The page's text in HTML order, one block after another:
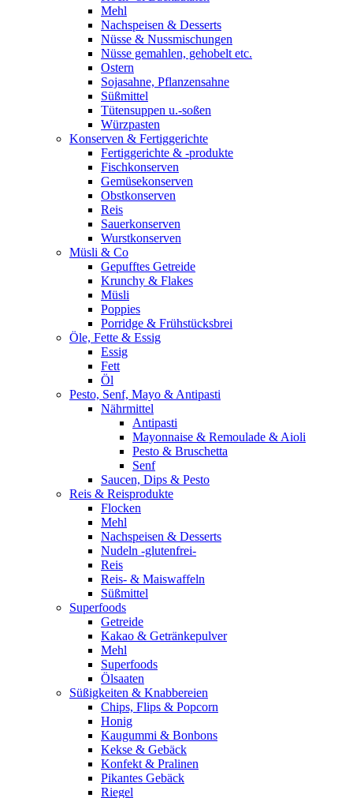
Mehl
Nachspeisen & Desserts
Nüsse & Nussmischungen
Nüsse gemahlen, gehobelt etc.
Ostern
Sojasahne, Pflanzensahne
Süßmittel
Tütensuppen u.-soßen
Würzpasten
Konserven & Fertiggerichte
Fertiggerichte & -produkte
Fischkonserven
Gemüsekonserven
Obstkonserven
Reis
Sauerkonserven
Wurstkonserven
Müsli & Co
Gepufftes Getreide
Krunchy & Flakes
Müsli
Poppies
Porridge & Frühstücksbrei
Öle, Fette & Essig
Essig
Fett
Öl
Pesto, Senf, Mayo & Antipasti
Nährmittel
Antipasti
Mayonnaise & Remoulade & Aioli
Pesto & Bruschetta
Senf
Saucen, Dips & Pesto
Reis & Reisprodukte
Flocken
Mehl
Nachspeisen & Desserts
Nudeln -glutenfrei-
Reis
Reis- & Maiswaffeln
Süßmittel
Superfoods
Getreide
Kakao & Getränkepulver
Mehl
Superfoods
Ölsaaten
Süßigkeiten & Knabbereien
Chips, Flips & Popcorn
Honig
Kaugummi & Bonbons
Kekse & Gebäck
Konfekt & Pralinen
Pikantes Gebäck
Riegel